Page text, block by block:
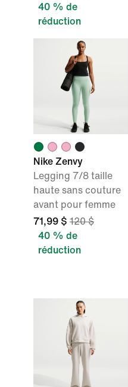
40 % de
réduction
Nike Zenvy
Legging 7/8 taille
haute sans couture
avant pour femme
71,99 $ 120 $
40 % de
réduction